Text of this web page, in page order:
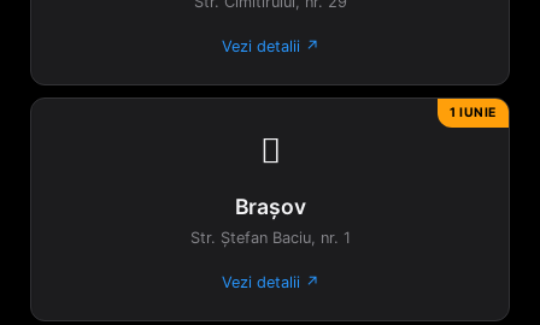
Vezi detalii ↗
1 IUNIE

Brașov
Str. Ștefan Baciu, nr. 1
Vezi detalii ↗